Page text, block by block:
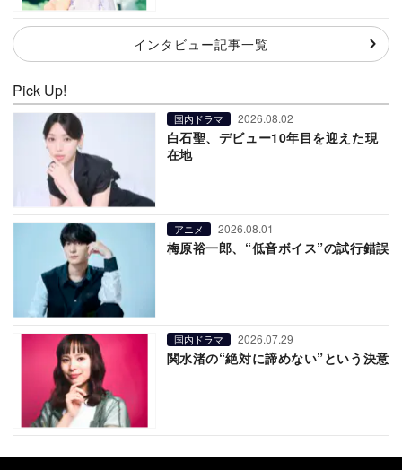
インタビュー記事一覧
Pick Up!
国内ドラマ 2026.08.02
白石聖、デビュー10年目を迎えた現
在地
アニメ 2026.08.01
梅原裕一郎、“低音ボイス”の試行錯誤
国内ドラマ 2026.07.29
関水渚の“絶対に諦めない”という決意